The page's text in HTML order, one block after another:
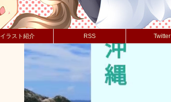
イラスト紹介 RSS Twitter